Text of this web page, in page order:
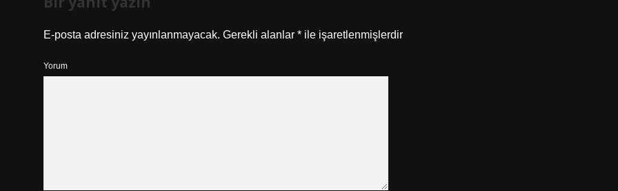
E-posta adresiniz yayınlanmayacak. Gerekli alanlar * ile işaretlenmişlerdir
Yorum